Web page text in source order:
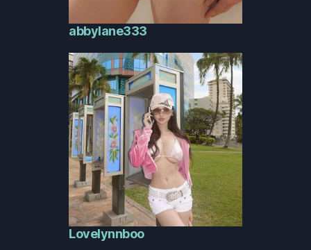
abbylane333
Lovelynnboo